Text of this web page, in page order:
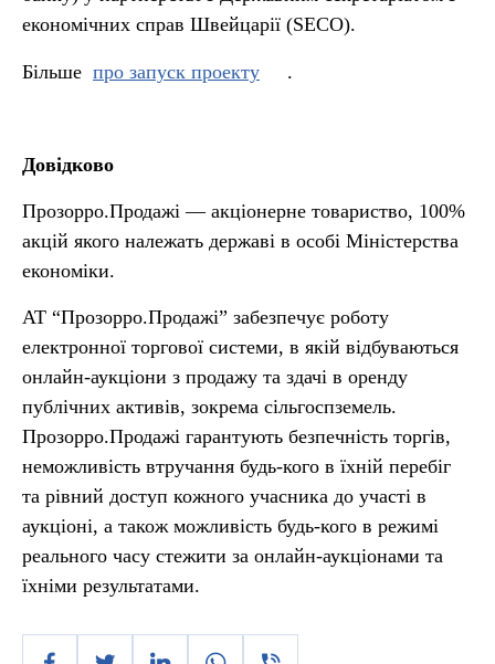
економічних справ Швейцарії (SECO).
Більше про запуск проекту .
Довідково
Прозорро.Продажі — акціонерне товариство, 100%
акцій якого належать державі в особі Міністерства
економіки.
АТ “Прозорро.Продажі” забезпечує роботу
електронної торгової системи, в якій відбуваються
онлайн-аукціони з продажу та здачі в оренду
публічних активів, зокрема сільгоспземель.
Прозорро.Продажі гарантують безпечність торгів,
неможливість втручання будь-кого в їхній перебіг
та рівний доступ кожного учасника до участі в
аукціоні, а також можливість будь-кого в режимі
реального часу стежити за онлайн-аукціонами та
їхніми результатами.